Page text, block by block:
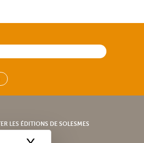
LES ÉDITIONS DE SOLESMES